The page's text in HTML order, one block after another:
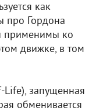
как
про Гордона
применимы ко
движке, в том
Life), запущенная
обменивается